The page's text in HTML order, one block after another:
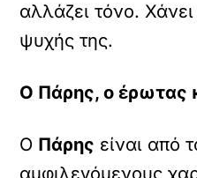
αλλάζει τόνο.
ψυχής της.
Ο Πάρης, ο έρωτας
Ο Πάρης είναι από
αμφιλεγόμενους